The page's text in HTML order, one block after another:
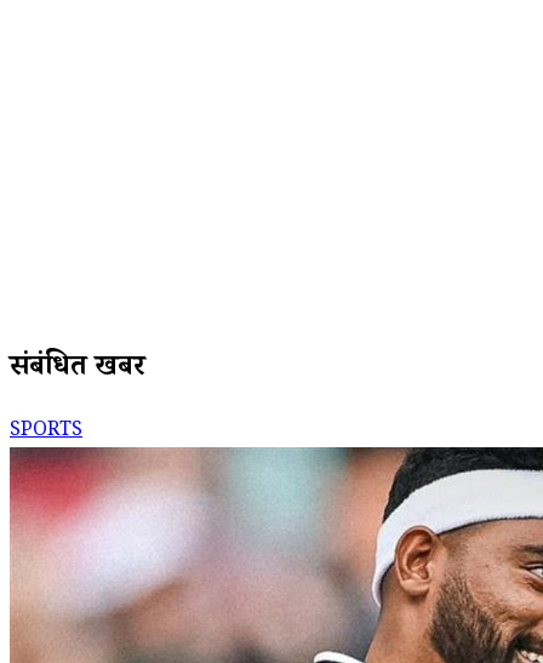
संबंधित खबरें
SPORTS